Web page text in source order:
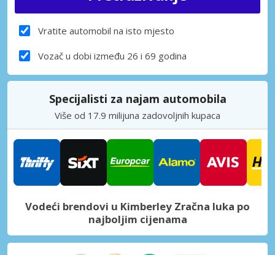
Vratite automobil na isto mjesto
Vozač u dobi između 26 i 69 godina
Specijalisti za najam automobila
Više od 17.9 milijuna zadovoljnih kupaca
Vodeći brendovi u Kimberley Zračna luka po
najboljim cijenama